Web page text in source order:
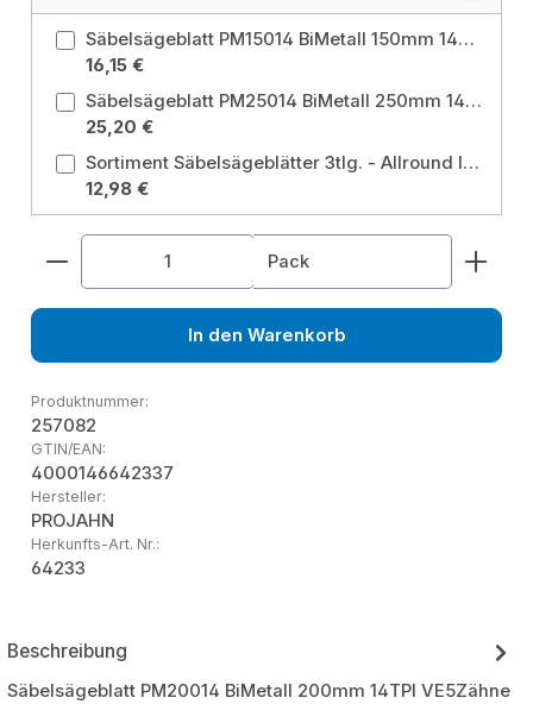
Säbelsägeblatt PM15014 BiMetall 150mm 14TPI VE5 Variante: Säbelsägeblatt PM15014 BiMetall 150mm 14TPI VE5
16,15 €
Säbelsägeblatt PM25014 BiMetall 250mm 14TPI VE5 Variante: Säbelsägeblatt PM25014 BiMetall 250mm 14TPI VE5
25,20 €
Sortiment Säbelsägeblätter 3tlg. - Allround Inhalt je 1 Stück: 64111, 64253, 64232
12,98 €
Produkt Anzahl: Gib den gewünschten Wert
Pack
In den Warenkorb
Produktnummer:
257082
GTIN/EAN:
4000146642337
Hersteller:
PROJAHN
Herkunfts-Art. Nr.:
64233
Beschreibung
Säbelsägeblatt PM20014 BiMetall 200mm 14TPI VE5Zähne